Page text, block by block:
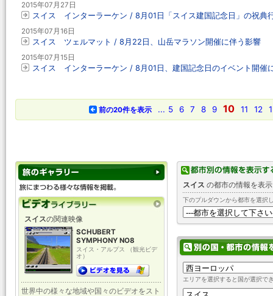
2015年07月27日
スイス インターラーケン / 8月01日「スイス建国記念日」の祝典
2015年07月16日
スイス ツェルマット / 8月22日、山岳マラソン開催に伴う影響
2015年07月15日
スイス インターラーケン / 8月01日、建国記念日のイベント開催
前の20件を表示 ... 5 6 7 8 9 10 11 12
スイス の都市の情報を表
下のプルダウンから都市を選択
エリアを選択すると国が選択で
スイスの関連映像
SCHUBERT
SYMPHONY NO8
スイス・アルプス （観光ビデ
オ）
世界中の様々な地域や国々のビデオをスト